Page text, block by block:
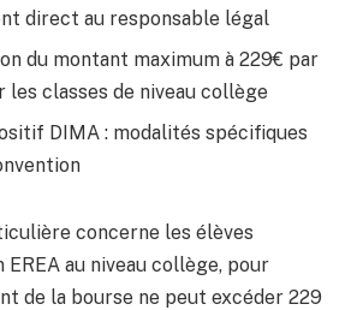
direct au responsable légal
du montant maximum à 229€ par
classes de niveau collège
DIMA : modalités spécifiques
concerne les élèves
EREA au niveau collège, pour
de la bourse ne peut excéder 229